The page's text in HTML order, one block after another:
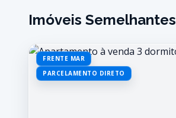
Imóveis Semelhantes
FRENTE MAR
PARCELAMENTO DIRETO